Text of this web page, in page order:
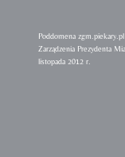
Poddomena zgm.piekary.pl
Zarządzenia Prezydenta
listopada 2012 r.